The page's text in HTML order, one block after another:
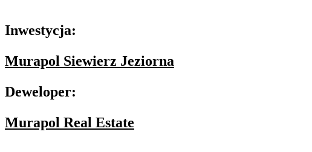
Inwestycja:
Murapol Siewierz Jeziorna
Deweloper:
Murapol Real Estate